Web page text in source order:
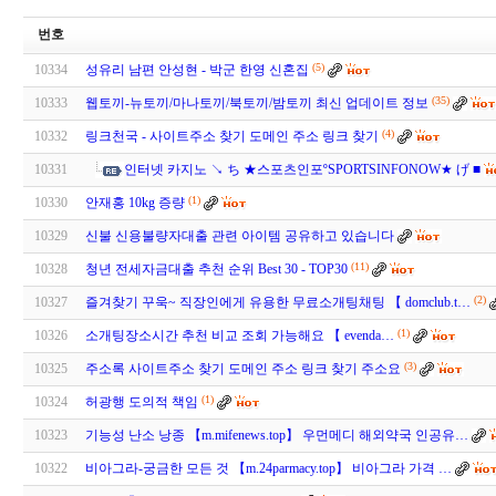
번호
10334 성유리 남편 안성현 - 박군 한영 신혼집 (5)
10333 웹토끼-뉴토끼/마나토끼/북토끼/밤토끼 최신 업데이트 정보 (35)
10332 링크천국 - 사이트주소 찾기 도메인 주소 링크 찾기 (4)
10331 인터넷 카지노 ↘ ち ★스포츠인포ºSPORTSINFONOW★ げ ■
10330 안재홍 10kg 증량 (1)
10329 신불 신용불량자대출 관련 아이템 공유하고 있습니다
10328 청년 전세자금대출 추천 순위 Best 30 - TOP30 (11)
10327 즐겨찾기 꾸욱~ 직장인에게 유용한 무료소개팅채팅 【 domclub.t… (2)
10326 소­개­팅­장­소­시­간 추천 비교 조회 가능해요 【 evenda… (1)
10325 주소록 사이트주소 찾기 도메인 주소 링크 찾기 주소요 (3)
10324 허광행 도의적 책임 (1)
10323 기능성 난소 낭종 【m.mifenews.top】 우먼메디 해외약국 인공유…
10322 비아그라-궁금한 모든 것 【m.24parmacy.top】 비아그라 가격 …